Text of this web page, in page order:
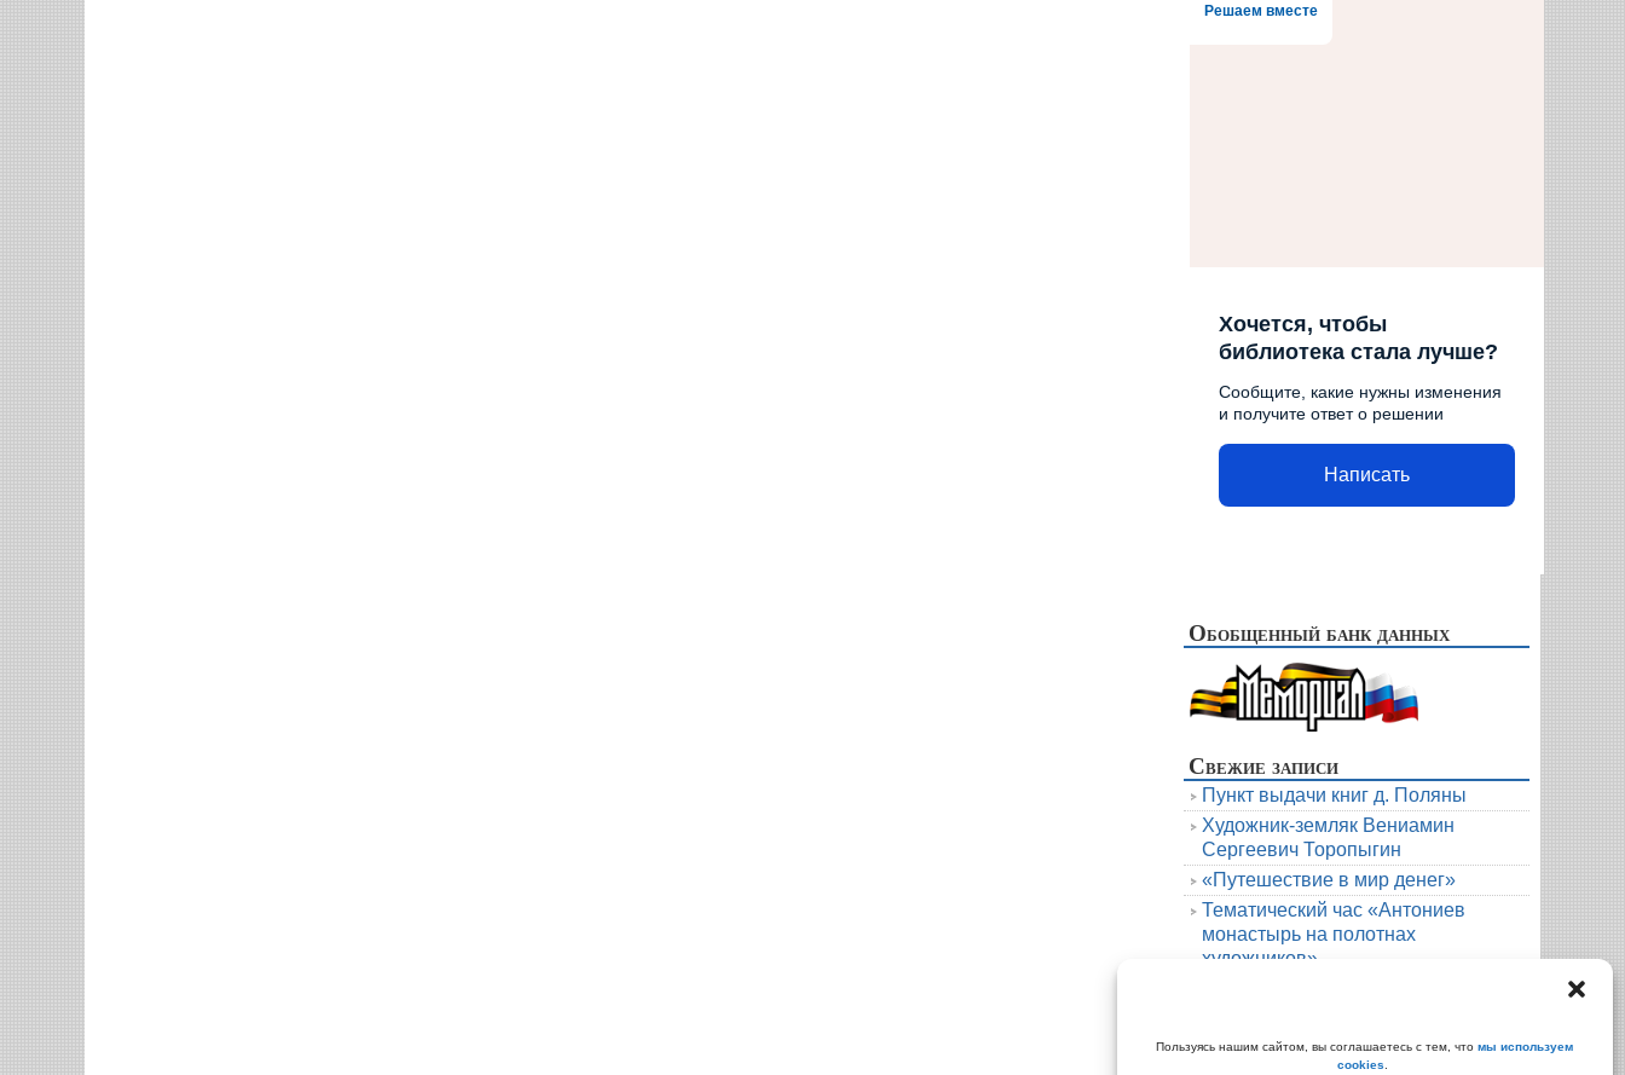
Пользуясь нашим сайтом, вы соглашаетесь с тем, что мы используем
cookies
Решаем вместе
Хочется, чтобы
библиотека стала лучше?
Сообщите, какие нужны изменения
и получите ответ о решении
Написать
Обобщенный банк данных
Свежие записи
Пункт выдачи книг д. Поляны
Художник-земляк Вениамин
Сергеевич Торопыгин
«Путешествие в мир денег»
Тематический час «Антониев
монастырь на полотнах
художников»
Архивы